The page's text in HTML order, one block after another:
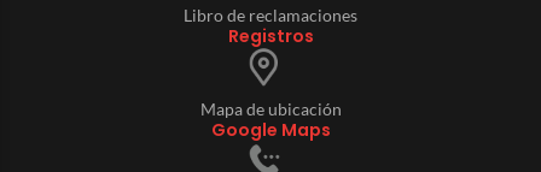
Libro de reclamaciones
Registros
Mapa de ubicación
Google Maps